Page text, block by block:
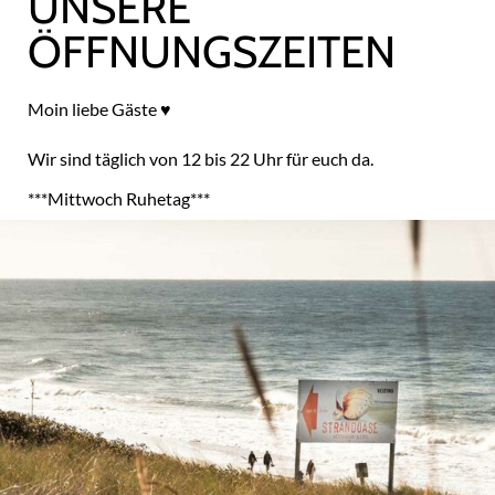
Strandoase – Restaurant &
Wir über uns
Reservierung
Speisekarte
Shop
Kontakt
Webcam
ÖFFNUNGSZEITEN
Moin liebe Gäste ♥
Wir sind täglich von 12 bis 22 Uhrfür euch da.
***Mittwoch Ruhetag***